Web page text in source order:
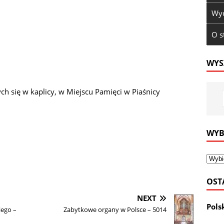
się w kaplicy, w Miejscu Pamięci w Piaśnicy
–
NEXT
Zabytkowe organy w Polsce – 5014
O